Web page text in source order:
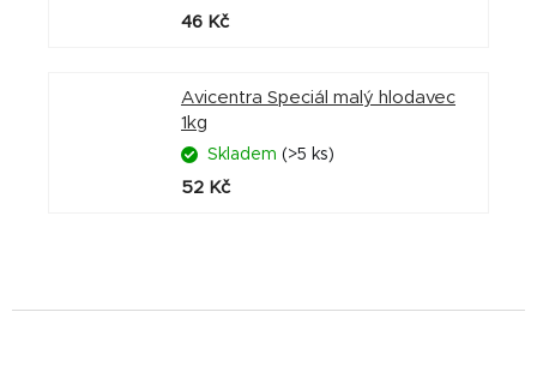
46 Kč
Avicentra Speciál malý hlodavec
1kg
Skladem (>5 ks)
52 Kč